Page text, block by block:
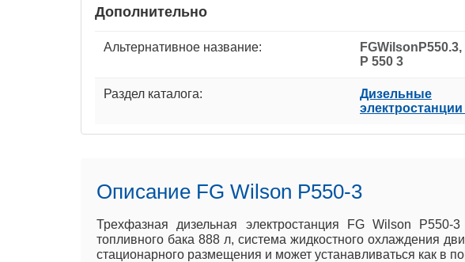
Дополнительно
Альтернативное название:
FGWilsonP550.3,
P 550 3
Раздел каталога:
Дизельные
электростанции
Описание FG Wilson P550-3
Трехфазная дизельная электростанция FG Wilson
топливного бака 888 л, система жидкостного охлаждения
стационарного размещения и может устанавливаться как в